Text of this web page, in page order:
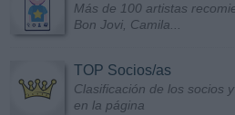
Más de 100 artistas
Bon Jovi, Camila...
TOP Socios/as
Clasificación de los socios
en la página